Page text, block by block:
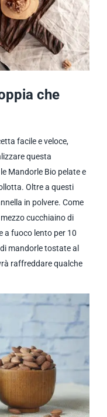
che
facile e veloce,
questa
Mandorle Bio pelate e
Oltre a questi
in polvere. Come
cucchiaino di
a fuoco lento per 10
mandorle tostate al
raffreddare qualche